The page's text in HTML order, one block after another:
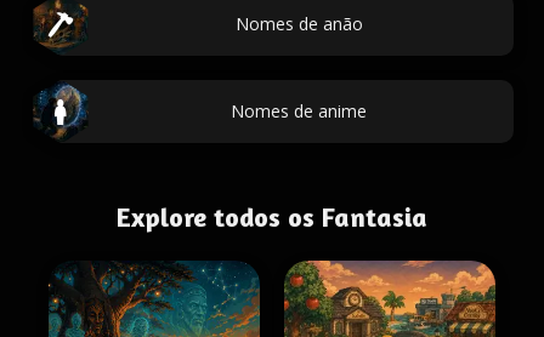
Nomes de anão
Nomes de anime
Explore todos os Fantasia